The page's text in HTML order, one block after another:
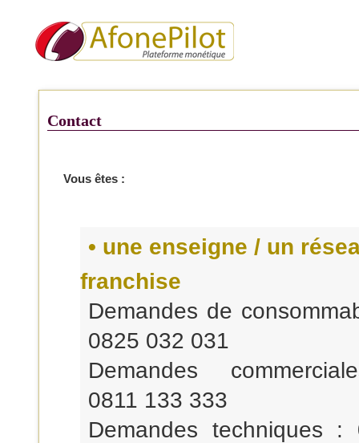
Contact
Vous êtes :
• une enseigne / un
franchise
Demandes de
0825 032 031
Demandes
0811 133 333
Demandes techniques :